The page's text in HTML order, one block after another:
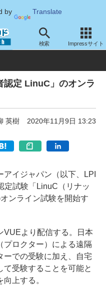
by Translate
検索 Impressサイト
サービス 教育・トレーニン
定 LinuC」のオンラ
英樹 2020年11月9日 13:23
イジャパン（以下、LPI
定試験「LinuC（リナッ
ンライン試験を開始す
より配信する。日本
プロクター）による遠隔
ーでの受験に加え、自宅
受験することを可能と
上する。